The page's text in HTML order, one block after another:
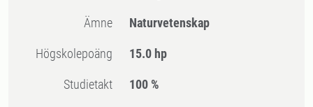
Ämne Naturvetenskap
högskolepoäng 15.0 hp
Studietakt 100 %